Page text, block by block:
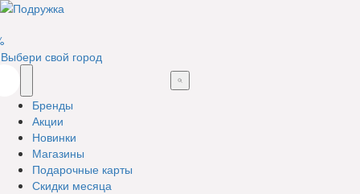
Выбери свой город
Бренды
Акции
Новинки
Магазины
Подарочные карты
Скидки месяца